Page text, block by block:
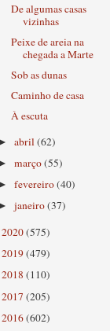
De algumas casas
vizinhas
Peixe de areia na
chegada a Marte
Sob as dunas
Caminho de casa
À escuta
abril(62)
março(55)
fevereiro(40)
janeiro(37)
2020(575)
2019(479)
2018 (110)
2017 (205)
2016(602)